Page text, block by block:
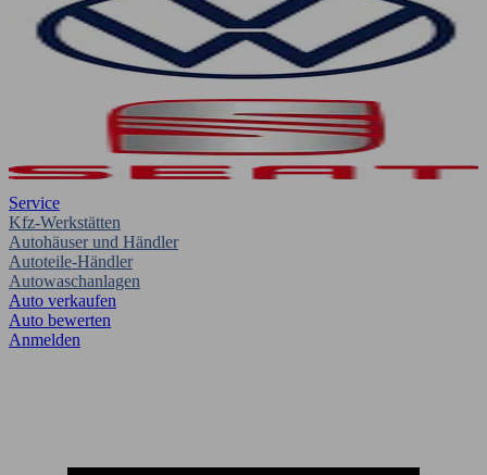
Service
Kfz-Werkstätten
Autohäuser und Händler
Autoteile-Händler
Autowaschanlagen
Auto verkaufen
Auto bewerten
Anmelden